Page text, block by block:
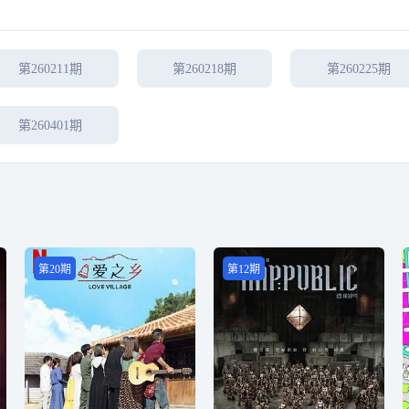
第260211期 第260218期 第260225期
第260401期
第20期 第12期